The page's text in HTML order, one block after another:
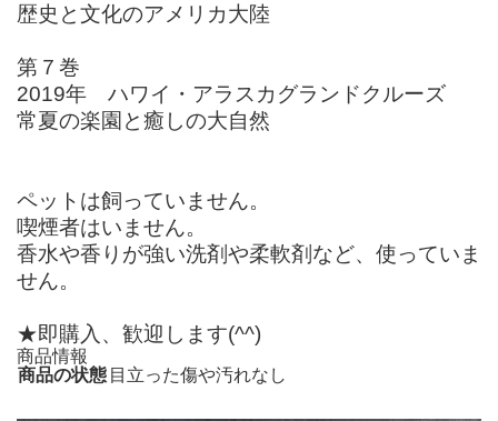
歴史と文化のアメリカ大陸
第７巻
2019年 ハワイ・アラスカグランドクルーズ
常夏の楽園と癒しの大自然
ペットは飼っていません。
喫煙者はいません。
香水や香りが強い洗剤や柔軟剤など、使っていま
せん。
★即購入、歓迎します(^^)
商品情報
商品の状態 目立った傷や汚れなし